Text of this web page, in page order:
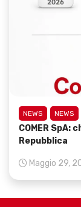
NEWS NEWS
COMER SpA:
Repubblica
Maggio 29,